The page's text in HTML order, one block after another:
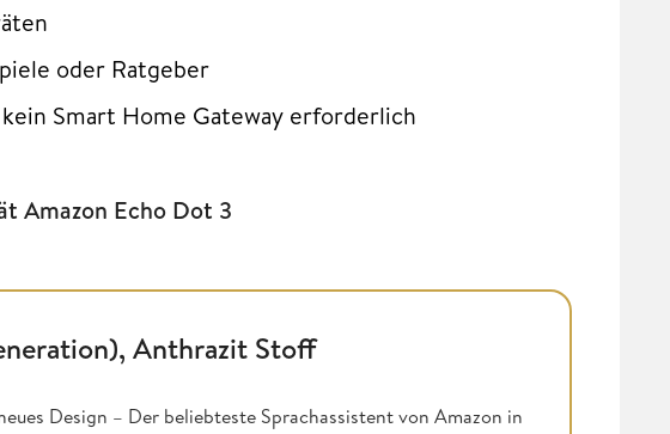
oder Ratgeber
Smart Home Gateway erforderlich
Amazon Echo Dot 3
Anthrazit Stoff
Design – Der beliebteste Sprachassistent von Amazon in